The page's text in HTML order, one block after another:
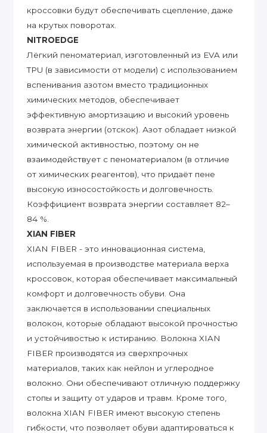
кроссовки будут обеспечивать сцепление, даже
на крутых поворотах.
NITROEDGE
Лёгкий пеноматериал, изготовленный из EVA или
TPU (в зависимости от модели) с использованием
вспенивания азотом вместо традиционных
химических методов, обеспечивает
эффективную амортизацию и высокий уровень
возврата энергии (отскок). Азот обладает низкой
химической активностью, поэтому он не
взаимодействует с пеноматериалом (в отличие
от химических реагентов), что придаёт пене
высокую износостойкость и долговечность.
Коэффициент возврата энергии составляет 82–
84 %.
XIAN FIBER
XIAN FIBER - это инновационная система,
используемая в производстве материала верха
кроссовок, которая обеспечивает максимальный
комфорт и долговечность обуви. Она
заключается в использовании специальных
волокон, которые обладают высокой прочностью
и устойчивостью к истиранию. Волокна XIAN
FIBER производятся из сверхпрочных
материалов, таких как нейлон и углеродное
волокно. Они обеспечивают отличную поддержку
стопы и защиту от ударов и травм. Кроме того,
волокна XIAN FIBER имеют высокую степень
гибкости, что позволяет обуви адаптироваться к